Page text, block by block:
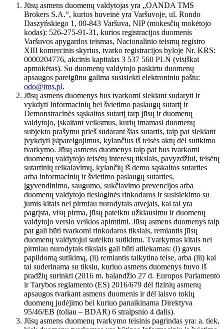
Jūsų asmens duomenų valdytojas yra „OANDA TMS
Brokers S.A.“, kurios buveinė yra Varšuvoje, ul. Rondo
Daszyńskiego 1, 00-843 Varšuva, NIP (mokesčių mokėtojo
kodas): 526-275-91-31, kurios registracijos duomenis
Varšuvos apygardos teismas, Nacionalinio teismų registro
XIII komercinis skyrius, tvarko registracijos byloje Nr. KRS:
0000204776, akcinis kapitalas 3 537 560 PLN (visiškai
apmokėtas). Su duomenų valdytojo paskirtu duomenų
apsaugos pareigūnu galima susisiekti elektroniniu paštu:
odo@tms.pl.
Jūsų asmens duomenys bus tvarkomi siekiant sudaryti ir
vykdyti Informacinių bei švietimo paslaugų sutartį ir
Demonstracinės sąskaitos sutartį tarp jūsų ir duomenų
valdytojo, įskaitant veiksmus, kurių imamasi duomenų
subjekto prašymu prieš sudarant šias sutartis, taip pat siekiant
įvykdyti įsipareigojimus, kylančius iš teisės aktų dėl sutikimo
tvarkymo. Jūsų asmens duomenys taip pat bus tvarkomi
duomenų valdytojo teisėtų interesų tikslais, pavyzdžiui, teisėtų
sutartinių reikalavimų, kylančių iš demo sąskaitos sutarties
arba informacinių ir švietimo paslaugų sutarties,
įgyvendinimo, saugumo, sukčiavimo prevencijos arba
duomenų valdytojo tiesioginės rinkodaros ir susisiekimo su
jumis kitais nei pirmiau nurodytais atvejais, kai tai yra
pagrįsta, visų pirma, jūsų pateiktu užklausimu ir duomenų
valdytojo verslo veiklos apimtimi. Jūsų asmens duomenys taip
pat gali būti tvarkomi rinkodaros tikslais, remiantis jūsų
duomenų valdytojui suteiktu sutikimu. Tvarkymas kitais nei
pirmiau nurodytais tikslais gali būti atliekamas: (i) gavus
papildomą sutikimą, (ii) remiantis taikytina teise, arba (iii) kai
tai suderinama su tikslu, kuriuo asmens duomenys buvo iš
pradžių surinkti (2016 m. balandžio 27 d. Europos Parlamento
ir Tarybos reglamento (ES) 2016/679 dėl fizinių asmenų
apsaugos tvarkant asmens duomenis ir dėl laisvo tokių
duomenų judėjimo bei kuriuo panaikinama Direktyva
95/46/EB (toliau – BDAR) 6 straipsnio 4 dalis).
Jūsų asmens duomenų tvarkymo teisinis pagrindas yra: a. tiek,